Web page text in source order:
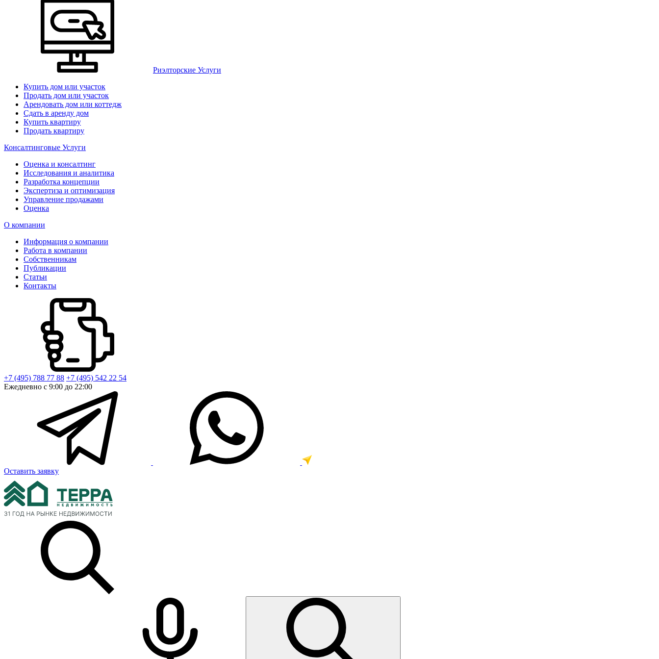
Риэлторские Услуги
Купить дом или участок
Продать дом или участок
Арендовать дом или коттедж
Сдать в аренду дом
Купить квартиру
Продать квартиру
Консалтинговые Услуги
Оценка и консалтинг
Исследования и аналитика
Разработка концепции
Экспертиза и оптимизация
Управление продажами
Оценка
О компании
Информация о компании
Работа в компании
Собственникам
Публикации
Статьи
Контакты
+7 (495) 788 77 88 +7 (495) 542 22 54
Ежедневно с 9:00 до 22:00
Оставить заявку